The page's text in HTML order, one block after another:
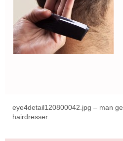
eye4detail120800042.jpg – man
hairdresser.